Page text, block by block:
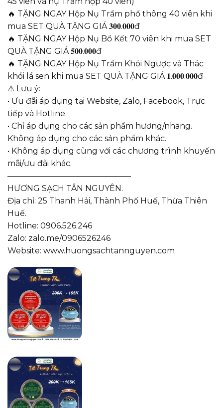
🔥 TẶNG NGAY Hộp Nụ Trầm phổ thông 40 viên khi
mua SET QUÀ TẶNG GIÁ 𝟑𝟎𝟎.𝟎𝟎𝟎đ
🔥 TẶNG NGAY Hộp Nụ Bồ Kết 70 viên khi mua SET
QUÀ TẶNG GIÁ 𝟓𝟎𝟎.𝟎𝟎𝟎đ
🔥 TẶNG NGAY Hộp Nụ Trầm Khói Ngược và Thác
khói lá sen khi mua SET QUÀ TẶNG GIÁ 𝟏.𝟎𝟎𝟎.𝟎𝟎𝟎đ
⚠ Lưu ý:
• Ưu đãi áp dụng tại Website, Zalo, Facebook, Trực
tiếp và Hotline.
• Chỉ áp dụng cho các sản phẩm hương/nhang.
Không áp dụng cho các sản phẩm khác.
• Không áp dụng cùng với các chương trình khuyến
mãi/ưu đãi khác.
———————————————–
HƯƠNG SẠCH TÂN NGUYÊN.
Địa chỉ: 25 Thanh Hải, Thành Phố Huế, Thừa Thiên
Huế.
Hotline: 0906.526.246
Zalo: zalo.me/0906526246
Website: www.huongsachtannguyen.com